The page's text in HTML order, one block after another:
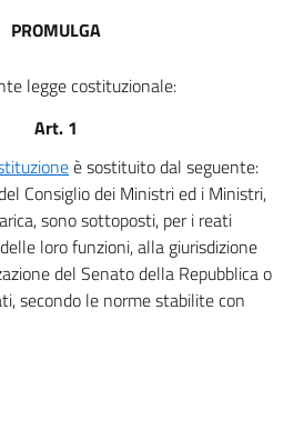
PROMULGA
legge costituzionale:
Art. 1
è sostituito dal seguente:
Consiglio dei Ministri ed i Ministri,
sono sottoposti, per i reati
loro funzioni, alla giurisdizione
del Senato della Repubblica o
secondo le norme stabilite con